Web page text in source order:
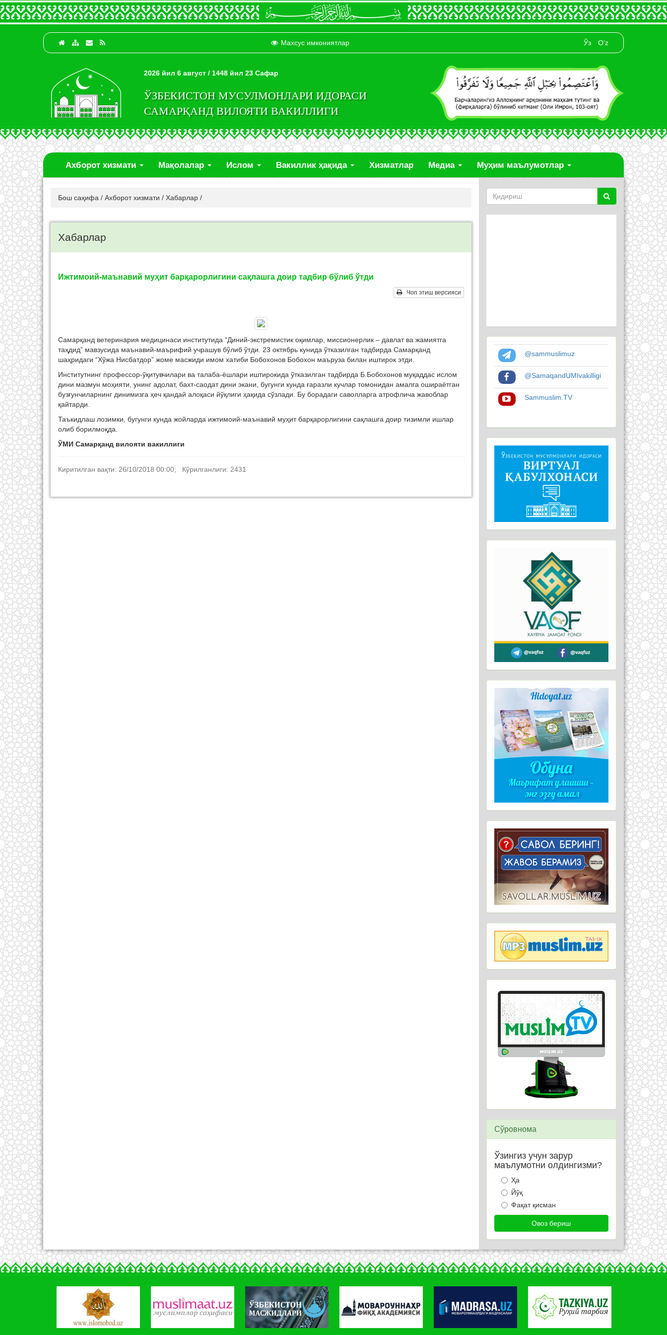
Махсус имкониятлар Ўз O‘z
2026 йил 6 август / 1448 йил 23 Сафар
ЎЗБЕКИСТОН МУСУЛМОНЛАРИ ИДОРАСИ
САМАРҚАНД ВИЛОЯТИ ВАКИЛЛИГИ
Ахборот хизмати Мақолалар Ислом Вакиллик ҳақида Хизматлар Медиа Муҳим маълумотлар
Бош саҳифа / Ахборот хизмати / Хабарлар /
Хабарлар
Ижтимоий-маънавий муҳит барқарорлигини сақлашга доир тадбир бўлиб ўтди
Чоп этиш версияси
Самарқанд ветеринария медицинаси институтида “Диний-экстремистик оқимлар, миссионерлик – давлат ва жамиятга
таҳдид” мавзусида маънавий-маърифий учрашув бўлиб ўтди. 23 октябрь кунида ўтказилган тадбирда Самарқанд
шаҳридаги “Хўжа Нисбатдор” жоме масжиди имом хатиби Бобохонов Бобохон маъруза билан иштирок этди.
Институтнинг профессор-ўқитувчилари ва талаба-ёшлари иштирокида ўтказилган тадбирда Б.Бобохонов муқаддас ислом
дини мазмун моҳияти, унинг адолат, бахт-саодат дини экани, бугунги кунда ғаразли кучлар томонидан амалга ошираётган
бузғунчиларнинг динимизга ҳеч қандай алоқаси йўқлиги ҳақида сўзлади. Бу борадаги саволларга атрофлича жавоблар
қайтарди.
Таъкидлаш лозимки, бугунги кунда жойларда ижтимоий-маънавий муҳит барқарорлигини сақлашга доир тизимли ишлар
олиб борилмоқда.
ЎМИ Самарқанд вилояти вакиллиги
Киритилган вақти: 26/10/2018 00:00; Кўрилганлиги: 2431
@sammuslimuz
@SamaqandUMIvakilligi
Sammuslim.TV
Сўровнома
Ўзингиз учун зарур
маълумотни олдингизми?
Ҳа
Йўқ
Фақат қисман